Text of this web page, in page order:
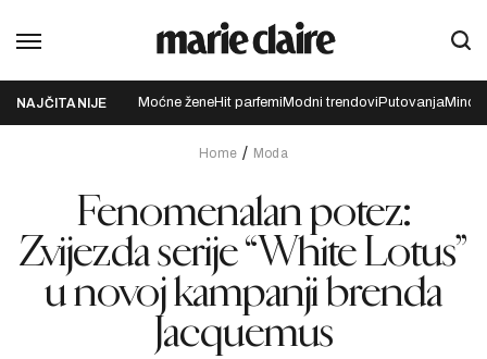
NAJČITANIJE Moćne ženeHit parfemi Modni trendovi Putovanja
Home Moda
Fenomenalan potez:
Zvijezda serije “White Lotus”
u novoj kampanji brenda
Jacquemus